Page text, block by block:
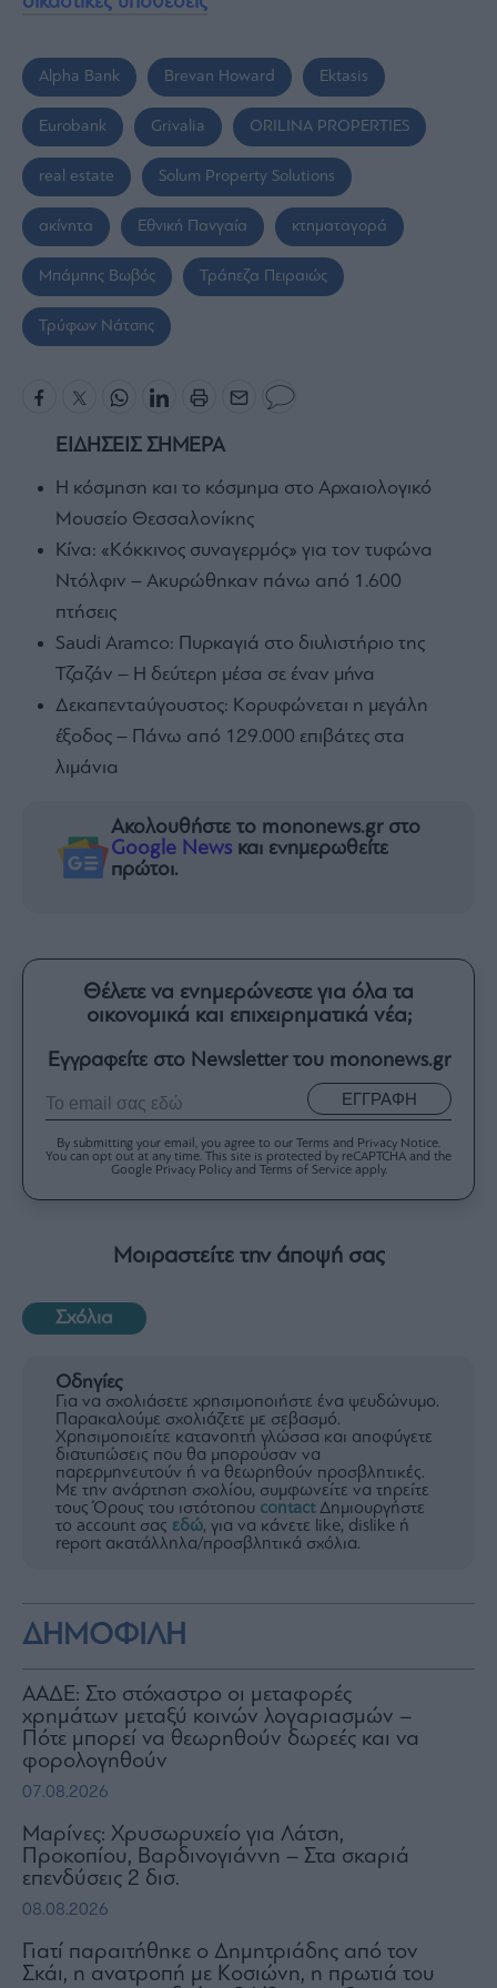
Alpha Bank Brevan Howard Ektasis
Eurobank Grivalia ORILINA PROPERTIES
real estate Solum Property Solutions
ακίνητα Εθνική Πανγαία κτηματαγορά
Μπάμπης Βωβός Τράπεζα Πειραιώς
Τρύφων Νάτσης
ΕΙΔΗΣΕΙΣ ΣΗΜΕΡΑ
Η κόσμηση και το κόσμημα στο Αρχαιολογικό
Μουσείο Θεσσαλονίκης
Κίνα: «Κόκκινος συναγερμός» για τον τυφώνα
Ντόλφιν – Ακυρώθηκαν πάνω από 1.600
πτήσεις
Saudi Aramco: Πυρκαγιά στο διυλιστήριο της
Τζαζάν – Η δεύτερη μέσα σε έναν μήνα
Δεκαπενταύγουστος: Κορυφώνεται η μεγάλη
έξοδος – Πάνω από 129.000 επιβάτες στα
λιμάνια
Ακολουθήστε το mononews.gr στο
Google News και ενημερωθείτε
πρώτοι.
Θέλετε να ενημερώνεστε για όλα τα
οικονομικά και επιχειρηματικά νέα;
Εγγραφείτε στο Newsletter του mononews.gr
ΕΓΓΡΑΦΗ
By submitting your email, you agree to our Terms and Privacy Notice.
You can opt out at any time. This site is protected by reCAPTCHA and the
Google Privacy Policy and Terms of Service apply.
Μοιραστείτε την άποψή σας
Σχόλια
Οδηγίες
Για να σχολιάσετε χρησιμοποιήστε ένα ψευδώνυμο.
Παρακαλούμε σχολιάζετε με σεβασμό.
Χρησιμοποιείτε κατανοητή γλώσσα και αποφύγετε
διατυπώσεις που θα μπορούσαν να
παρερμηνευτούν ή να θεωρηθούν προσβλητικές.
Με την ανάρτηση σχολίου, συμφωνείτε να τηρείτε
τους Όρους του ιστότοπου contactΔημιουργήστε
το account σας εδώ, για να κάνετε like, dislike ή
report ακατάλληλα/προσβλητικά σχόλια.
ΔΗΜΟΦΙΛΗ
ΑΑΔΕ: Στο στόχαστρο οι μεταφορές
χρημάτων μεταξύ κοινών λογαριασμών –
Πότε μπορεί να θεωρηθούν δωρεές και να
φορολογηθούν
07.08.2026
Μαρίνες: Χρυσωρυχείο για Λάτση,
Προκοπίου, Βαρδινογιάννη – Στα σκαριά
επενδύσεις 2 δισ.
08.08.2026
Γιατί παραιτήθηκε ο Δημητριάδης από τον
Σκάι, η ανατροπή με Κοσιώνη, η πρωτιά του